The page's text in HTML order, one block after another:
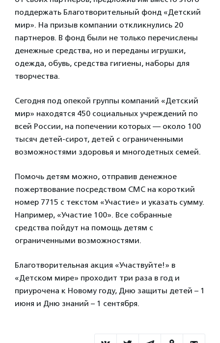
поддержать Благотворительный фонд «Детский
мир». На призыв компании откликнулись 20
партнеров. В фонд были не только перечислены
денежные средства, но и переданы игрушки,
одежда, обувь, средства гигиены, наборы для
творчества.
Сегодня под опекой группы компаний «Детский
мир» находятся 450 социальных учреждений по
всей России, на попечении которых — около 100
тысяч детей-сирот, детей с ограниченными
возможностями здоровья и многодетных семей.
Помочь детям можно, отправив денежное
пожертвование посредством СМС на короткий
номер 7715 с текстом «Участие» и указать сумму.
Например, «Участие 100». Все собранные
средства пойдут на помощь детям с
ограниченными возможностями.
Благотворительная акция «Участвуйте!» в
«Детском мире» проходит три раза в год и
приурочена к Новому году, Дню защиты детей – 1
июня и Дню знаний – 1 сентября.